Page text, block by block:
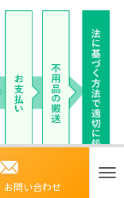
お問い合わせ